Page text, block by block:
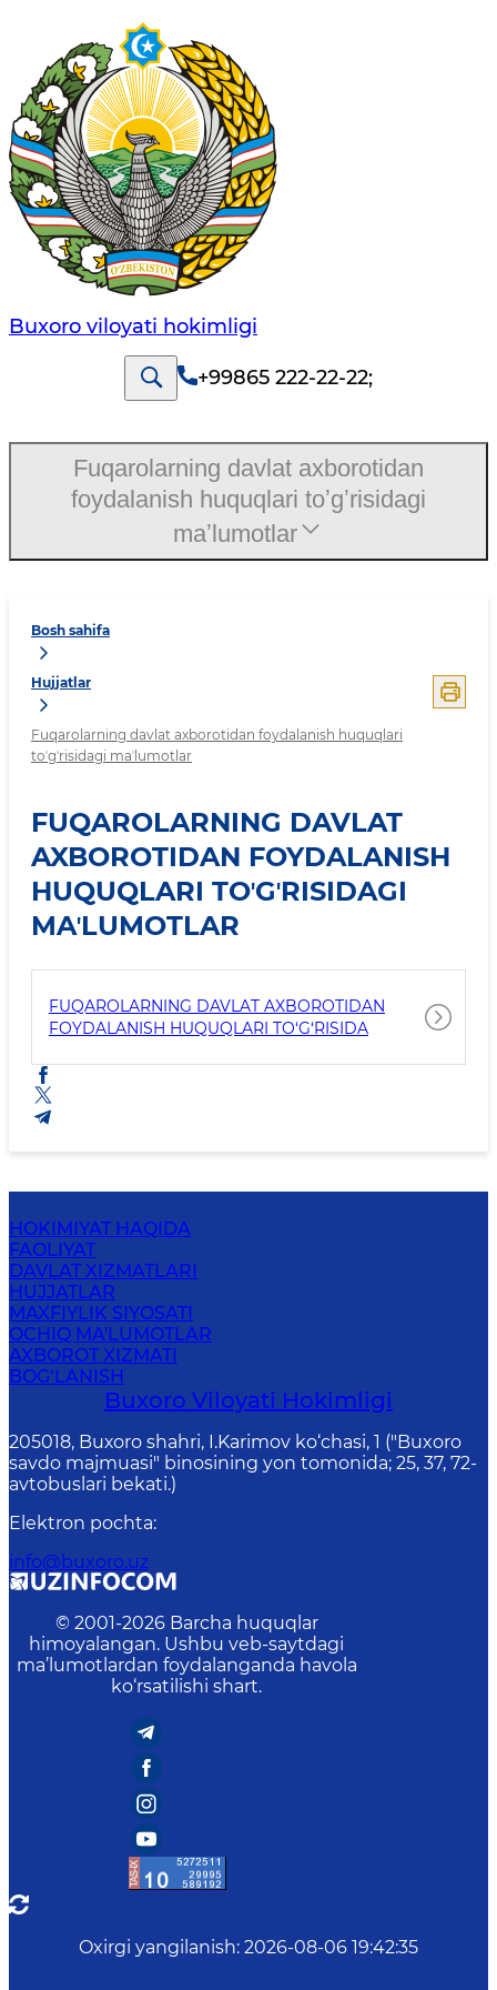
Buxoro viloyati hokimligi
+99865 222-22-22;
Bosh sahifa
Hujjatlar
Fuqarolarning davlat axborotidan foydalanish huquqlari
toʼgʼrisidagi maʼlumotlar
FUQAROLARNING DAVLAT
AXBOROTIDAN FOYDALANISH
HUQUQLARI TOʼGʼRISIDAGI
MAʼLUMOTLAR
FUQAROLARNING DAVLAT AXBOROTIDAN
FOYDALANISH HUQUQLARI TO‘G‘RISIDA
Fuqarolarning davlat axborotidan
foydalanish huquqlari toʼgʼrisidagi
maʼlumotlar
HOKIMIYAT HAQIDA
FAOLIYAT
DAVLAT XIZMATLARI
HUJJATLAR
MAXFIYLIK SIYOSATI
OCHIQ MA'LUMOTLAR
AXBOROT XIZMATI
BOG‘LANISH
Buxoro Viloyati Hokimligi
205018, Buхоrо shahri, I.Karimov ko‘chаsi, 1 ("Buxoro
savdo majmuasi" binosining yon tomonida; 25, 37, 72-
avtobuslari bekati.)
Elektron pochta:
info@buxoro.uz
© 2001-2026 Barcha huquqlar
himoyalangan. Ushbu veb-saytdagi
ma’lumotlardan foydalanganda havola
ko‘rsatilishi shart.
Oxirgi yangilanish: 2026-08-06 19:42:35